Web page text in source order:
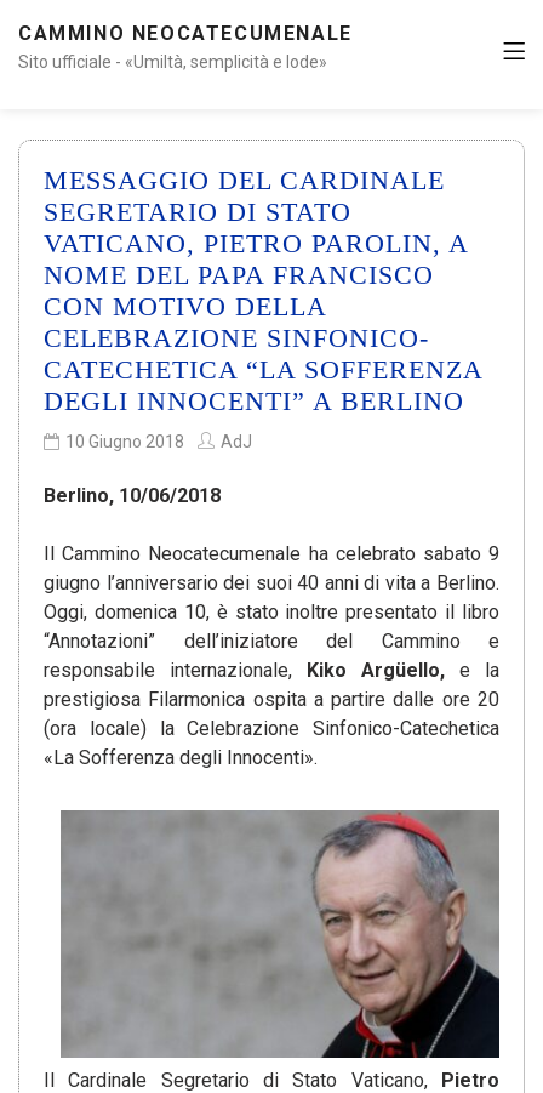
CAMMINO NEOCATECUMENALE
Sito ufficiale - «Umiltà, semplicità e lode»
MESSAGGIO DEL CARDINALE
SEGRETARIO DI STATO
VATICANO, PIETRO PAROLIN, A
NOME DEL PAPA FRANCISCO
CON MOTIVO DELLA
CELEBRAZIONE SINFONICO-
CATECHETICA “LA SOFFERENZA
DEGLI INNOCENTI” A BERLINO
10 Giugno 2018 AdJ
Berlino, 10/06/2018
Il Cammino Neocatecumenale ha celebrato sabato 9
giugno l’anniversario dei suoi 40 anni di vita a Berlino.
Oggi, domenica 10, è stato inoltre presentato il libro
“Annotazioni” dell’iniziatore del Cammino e
responsabile internazionale, Kiko Argüello, e la
prestigiosa Filarmonica ospita a partire dalle ore 20
(ora locale) la Celebrazione Sinfonico-Catechetica
«La Sofferenza degli Innocenti».
Il Cardinale Segretario di Stato Vaticano, Pietro